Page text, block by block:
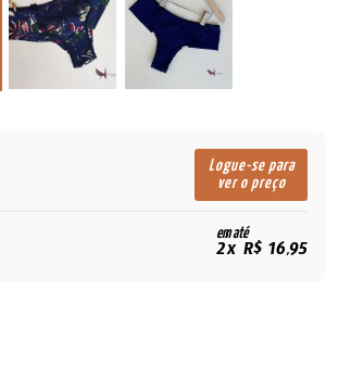
Logue-se para
ver o preço
em até
2x R$ 16,95